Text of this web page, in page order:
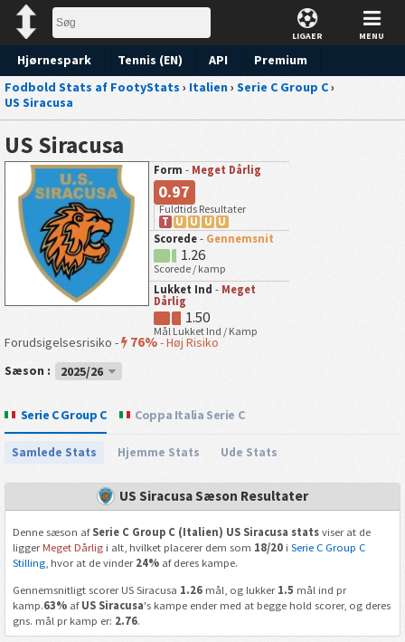
LIGAER MENU
Hjørnespark Tennis (EN) API Premium
Forudsigelse
Fodbold Stats af FootyStats › Italien› Serie C Group C›
US Siracusa
US Siracusa
Form - Meget Dårlig
0.97
Fuldtids Resultater
T U U U U
Scorede - Gennemsnit
1.26
Scorede / kamp
Lukket Ind - Meget
Dårlig
1.50
Mål Lukket Ind / Kamp
Forudsigelsesrisiko - 76%-Høj Risiko
Sæson :
2025/26
Serie C Group C Coppa Italia Serie C
Samlede Stats Hjemme Stats Ude Stats
US Siracusa Sæson Resultater
Denne sæson af Serie C Group C (Italien) US Siracusa statsviser at de
liggerMeget Dårligi alt, hvilket placerer dem som 18/20i Serie C Group C
Stilling, hvor at de vinder 24%af deres kampe.
Gennemsnitligt scorer US Siracusa 1.26mål, og lukker 1.5 mål ind pr
kamp.63%af US Siracusa's kampe ender med at begge hold scorer, og deres
gns. mål pr kamp er: 2.76.